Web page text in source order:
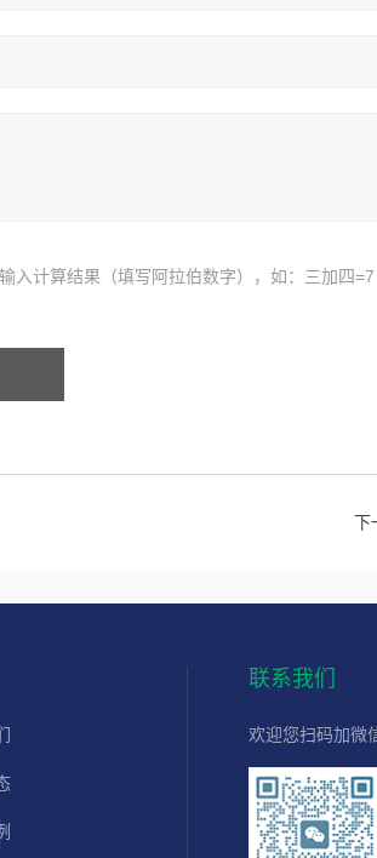
入计算结果（填写阿拉伯数字），如：三加四=7
下
联系我们
欢迎您扫码加微